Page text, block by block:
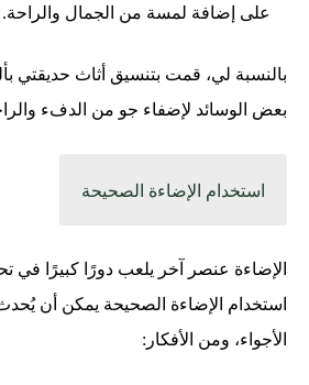
على إضافة لمسة من الجمال والراحة.
بالنسبة لي، قمت بتنسيق أثاث حديقتي
بعض الوسائد لإضفاء جو من الدفء
استخدام الإضاءة الصحيحة
الإضاءة عنصر آخر يلعب دورًا كبيرًا في
استخدام الإضاءة الصحيحة يمكن أن
الأجواء، ومن الأفكار: